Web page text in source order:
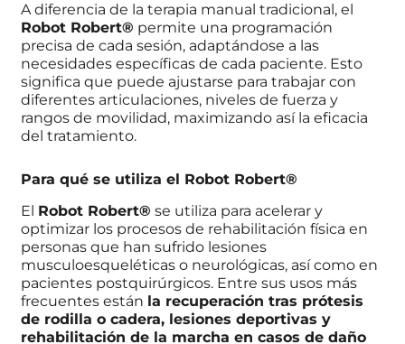
A diferencia de la terapia manual tradicional, el
Robot Robert® permite una programación
precisa de cada sesión, adaptándose a las
necesidades específicas de cada paciente. Esto
significa que puede ajustarse para trabajar con
diferentes articulaciones, niveles de fuerza y
rangos de movilidad, maximizando así la eficacia
del tratamiento.
Para qué se utiliza el Robot Robert®
El Robot Robert® se utiliza para acelerar y
optimizar los procesos de rehabilitación física en
personas que han sufrido lesiones
musculoesqueléticas o neurológicas, así como en
pacientes postquirúrgicos. Entre sus usos más
frecuentes están la recuperación tras prótesis
de rodilla o cadera, lesiones deportivas y
rehabilitación de la marcha en casos de daño